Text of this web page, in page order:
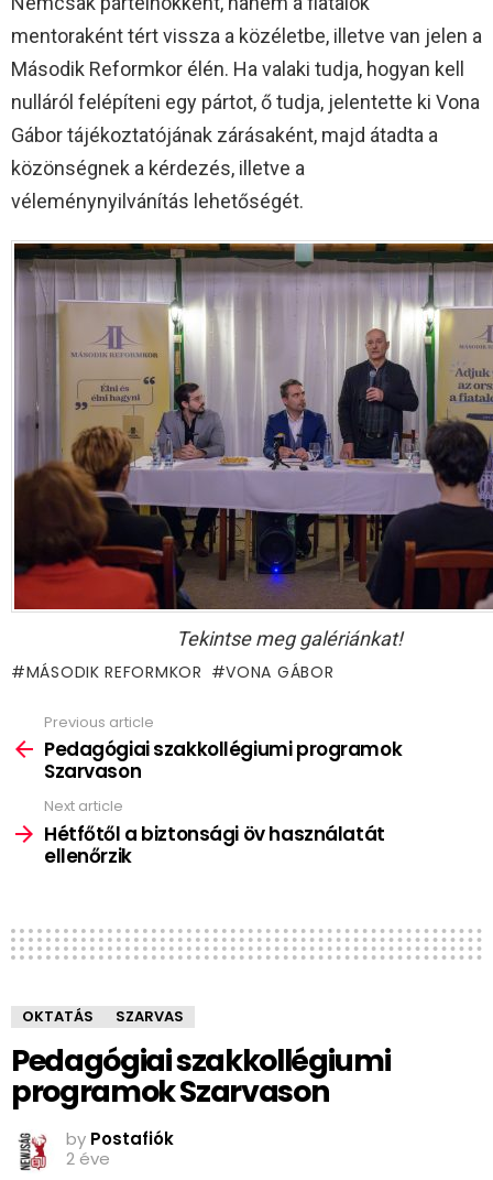
mentoraként tért vissza a közéletbe, illetve van jelen a
Második Reformkor élén. Ha valaki tudja, hogyan kell
nulláról felépíteni egy pártot, ő tudja, jelentette ki Vona
Gábor tájékoztatójának zárásaként, majd átadta a
közönségnek a kérdezés, illetve a
véleménynyilvánítás lehetőségét.
Tekintse meg galériánkat!
MÁSODIK REFORMKOR VONA GÁBOR
more
Previous article
Pedagógiai szakkollégiumi programok
Szarvason
Next article
Hétfőtől a biztonsági öv használatát
ellenőrzik
OKTATÁS SZARVAS
Pedagógiai szakkollégiumi
programok Szarvason
by Postafiók
2 éve